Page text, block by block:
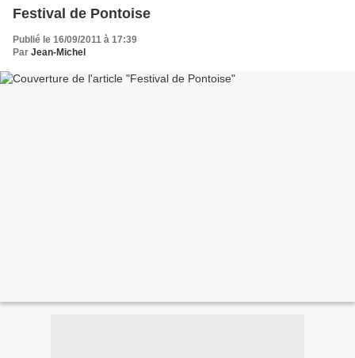
Festival de Pontoise
Publié le 16/09/2011 à 17:39
Par Jean-Michel